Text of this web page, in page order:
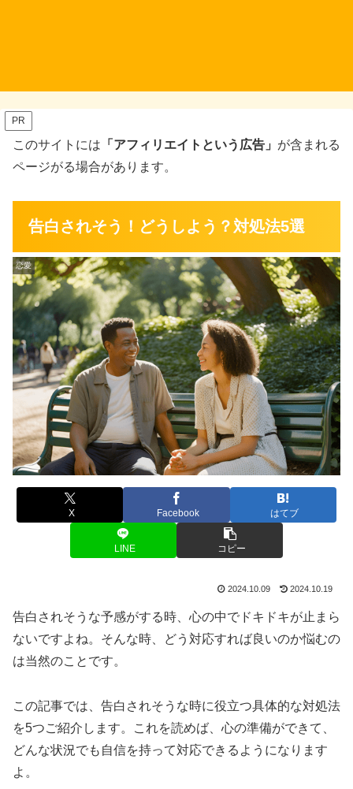
PR
このサイトには 「アフィリエイトという広告」 が含まれる
ページがる場合があります。
告白されそう！どうしよう？対処法5選
恋愛
X Facebook はてブ
LINE コピー
2024.10.09 2024.10.19
告白されそうな予感がする時、心の中でドキドキが止まら
ないですよね。そんな時、どう対応すれば良いのか悩むの
は当然のことです。
この記事では、告白されそうな時に役立つ具体的な対処法
を5つご紹介します。これを読めば、心の準備ができて、
どんな状況でも自信を持って対応できるようになります
よ。